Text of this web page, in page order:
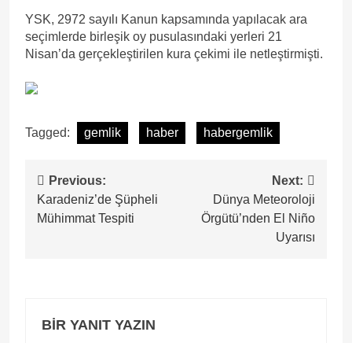
YSK, 2972 sayılı Kanun kapsamında yapılacak ara
seçimlerde birleşik oy pusulasındaki yerleri 21
Nisan’da gerçekleştirilen kura çekimi ile netleştirmişti.
Tagged: gemlik haber habergemlik
Yazı
gezinmesi
Previous:
Karadeniz’de Şüpheli
Mühimmat Tespiti
Next:
Dünya Meteoroloji
Örgütü’nden El Niño
Uyarısı
BIR YANIT YAZIN